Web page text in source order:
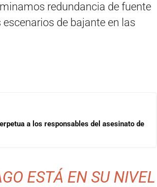
redundancia de fuente
de bajante en las
a los responsables del asesinato de
ESTÁ EN SU NIVEL